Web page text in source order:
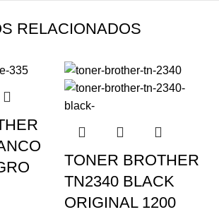
RELACIONADOS
TONER BROTHER
TN2340 BLACK
ORIGINAL 1200